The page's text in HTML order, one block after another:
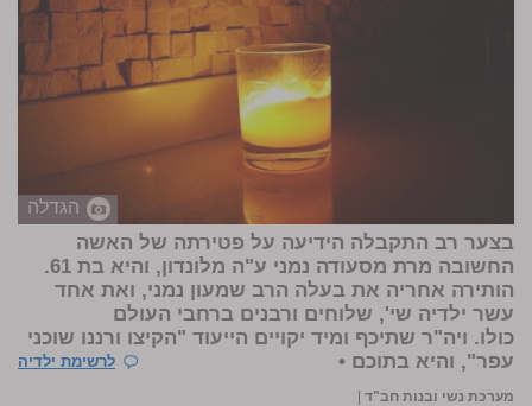
הגדלה
בצער רב התקבלה הידיעה על פטירתה של האשה
החשובה מרת מסעודה נמני ע"ה מלונדון, והיא בת 61.
הותירה אחריה את בעלה הרב שמעון נמני, ואת אחד
עשר ילדיה שי', שלוחים ורבנים ברחבי העולם
כולו. ויה"ר שתיכף ומיד יקויים הייעוד "הקיצו ורננו שוכני
עפר", והיא בתוכם •
לרשימת ילדיה
מערכת נשי ובנות חב"ד |